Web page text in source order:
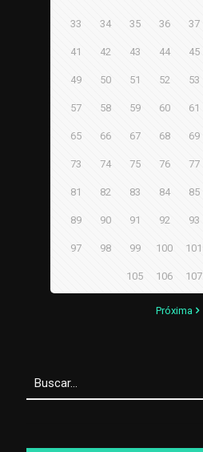
33 34 35 36 37
41 42 43 44 45
49 50 51 52 53
57 58 59 60 61
65 66 67 68 69
73 74 75 76 77
81 82 83 84 85
89 90 91 92 93
97 98 99 100 101
105 106 107
Próxima